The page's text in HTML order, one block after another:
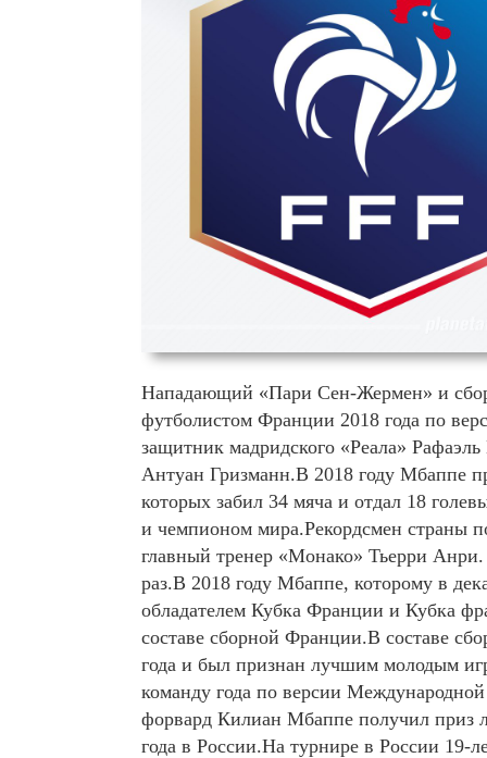
Нападающий «Пари Сен-Жермен» и
футболистом Франции 2018 года по
защитник мадридского «Реала»
Антуан Гризманн.В 2018 году Мбаппе
которых забил 34 мяча и отдал 18
и чемпионом мира.Рекордсмен страны
главный тренер «Монако» Тьерри
раз.В 2018 году Мбаппе, которому в
обладателем Кубка Франции и Кубка
составе сборной Франции.В составе
года и был признан лучшим молодым
команду года по версии
форвард Килиан Мбаппе получил приз
года в России.На турнире в России